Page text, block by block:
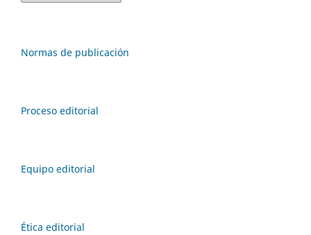
Normas de publicación
Proceso editorial
Equipo editorial
Ética editorial